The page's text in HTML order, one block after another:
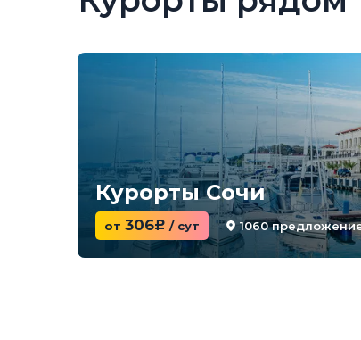
Курорты Сочи
от 306c / сут 1060